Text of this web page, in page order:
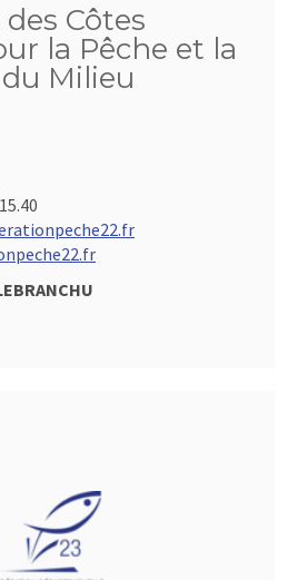
Côtes
la Pêche et la
Milieu